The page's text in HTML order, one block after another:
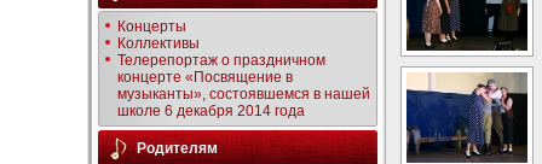
Концерты
Коллективы
Телерепортаж о праздничном
концерте «Посвящение в
музыканты», состоявшемся в нашей
школе 6 декабря 2014 года
Родителям